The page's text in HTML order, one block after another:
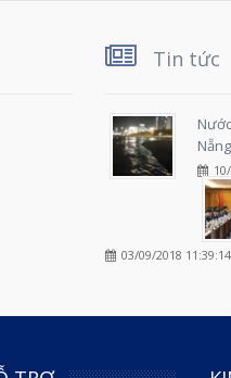
Tin tức
03/09/2018 11:39:14